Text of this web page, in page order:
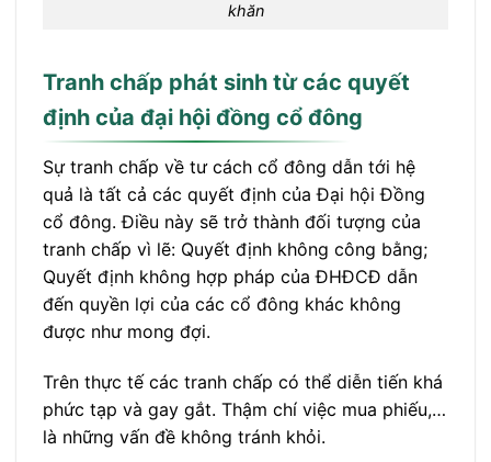
khăn
Tranh chấp phát sinh từ các quyết
định của đại hội đồng cổ đông
Sự tranh chấp về tư cách cổ đông dẫn tới hệ
quả là tất cả các quyết định của Đại hội Đồng
cổ đông. Điều này sẽ trở thành đối tượng của
tranh chấp vì lẽ: Quyết định không công bằng;
Quyết định không hợp pháp của ĐHĐCĐ dẫn
đến quyền lợi của các cổ đông khác không
được như mong đợi.
Trên thực tế các tranh chấp có thể diễn tiến khá
phức tạp và gay gắt. Thậm chí việc mua phiếu,…
là những vấn đề không tránh khỏi.